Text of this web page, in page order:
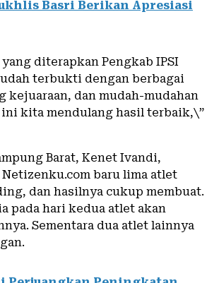
Basri Berikan Apresiasi
diterapkan Pengkab IPSI
terbukti dengan berbagai
kejuaraan, dan mudah-mudahan
kita mendulang hasil terbaik,\”
Barat, Kenet Ivandi,
baru lima atlet
dan hasilnya cukup membuat.
pada hari kedua atlet akan
Sementara dua atlet lainnya